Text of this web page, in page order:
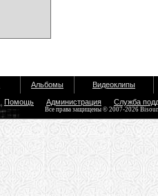
Альбомы Видеоклипы
Помощь Администрация Служба
Все права защищены © 2007-2026